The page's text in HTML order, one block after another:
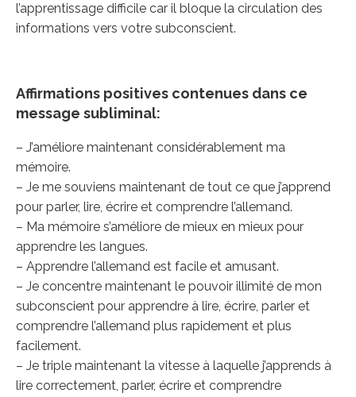
l’apprentissage difficile car il bloque la circulation des
informations vers votre subconscient.
Affirmations positives contenues dans ce
message subliminal:
– J’améliore maintenant considérablement ma
mémoire.
– Je me souviens maintenant de tout ce que j’apprend
pour parler, lire, écrire et comprendre l’allemand.
– Ma mémoire s’améliore de mieux en mieux pour
apprendre les langues.
– Apprendre l’allemand est facile et amusant.
– Je concentre maintenant le pouvoir illimité de mon
subconscient pour apprendre à lire, écrire, parler et
comprendre l’allemand plus rapidement et plus
facilement.
– Je triple maintenant la vitesse à laquelle j’apprends à
lire correctement, parler, écrire et comprendre